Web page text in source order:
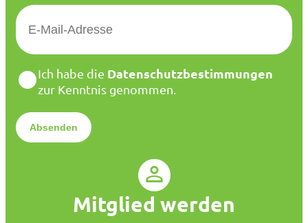
E
M
*
D
a
e
n
Ich habe die Datenschutzbestimmungen
zur Kenntnis genommen.
Mitglied werden